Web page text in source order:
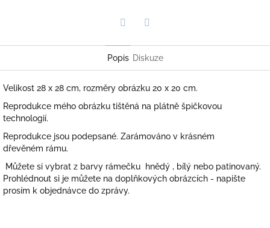
Popis Diskuze
Velikost 28 x 28 cm, rozměry obrázku 20 x 20 cm.
Reprodukce mého obrázku tištěná na plátně špičkovou
technologií.
Reprodukce jsou podepsané. Zarámováno v krásném
dřevěném rámu.
Můžete si vybrat z barvy rámečku hnědý , bílý nebo patinovaný.
Prohlédnout si je můžete na doplňkových obrázcích - napište
prosím k objednávce do zprávy.